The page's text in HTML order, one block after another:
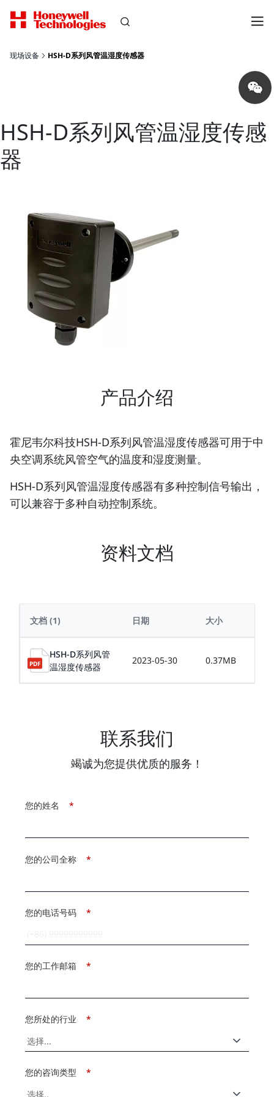
现场设备 HSH-D系列风管温湿度传感器
Share
on
wechat
HSH-D系列风管温湿度传感
器
产品介绍
霍尼韦尔科技HSH-D系列风管温湿度传感器可用于中
央空调系统风管空气的温度和湿度测量。
HSH-D系列风管温湿度传感器有多种控制信号输出，
可以兼容于多种自动控制系统。
资料文档
文档 (1) 日期 大小
HSH-D系列风管
温湿度传感器
2023-05-30 0.37MB
联系我们
竭诚为您提供优质的服务！
*
您的姓名
*
您的公司全称
*
您的电话号码
*
您的工作邮箱
*
您所处的行业
*
您的咨询类型